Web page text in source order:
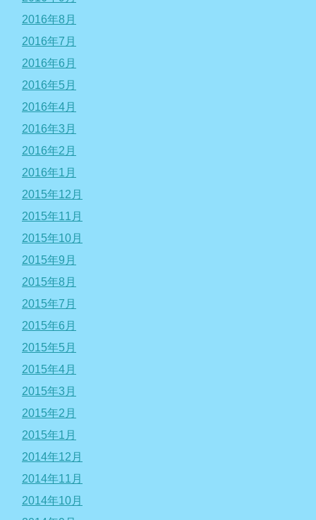
2016年8月
2016年7月
2016年6月
2016年5月
2016年4月
2016年3月
2016年2月
2016年1月
2015年12月
2015年11月
2015年10月
2015年9月
2015年8月
2015年7月
2015年6月
2015年5月
2015年4月
2015年3月
2015年2月
2015年1月
2014年12月
2014年11月
2014年10月